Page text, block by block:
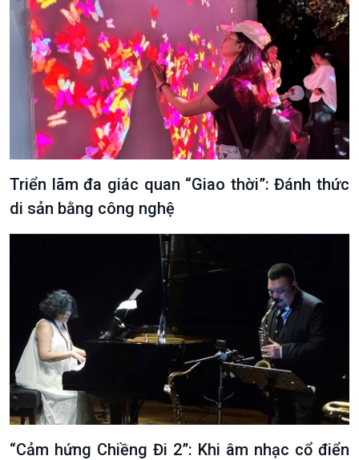
Triển lãm đa giác quan “Giao thời”: Đánh thức
di sản bằng công nghệ
“Cảm hứng Chiềng Đi 2”: Khi âm nhạc cổ điển